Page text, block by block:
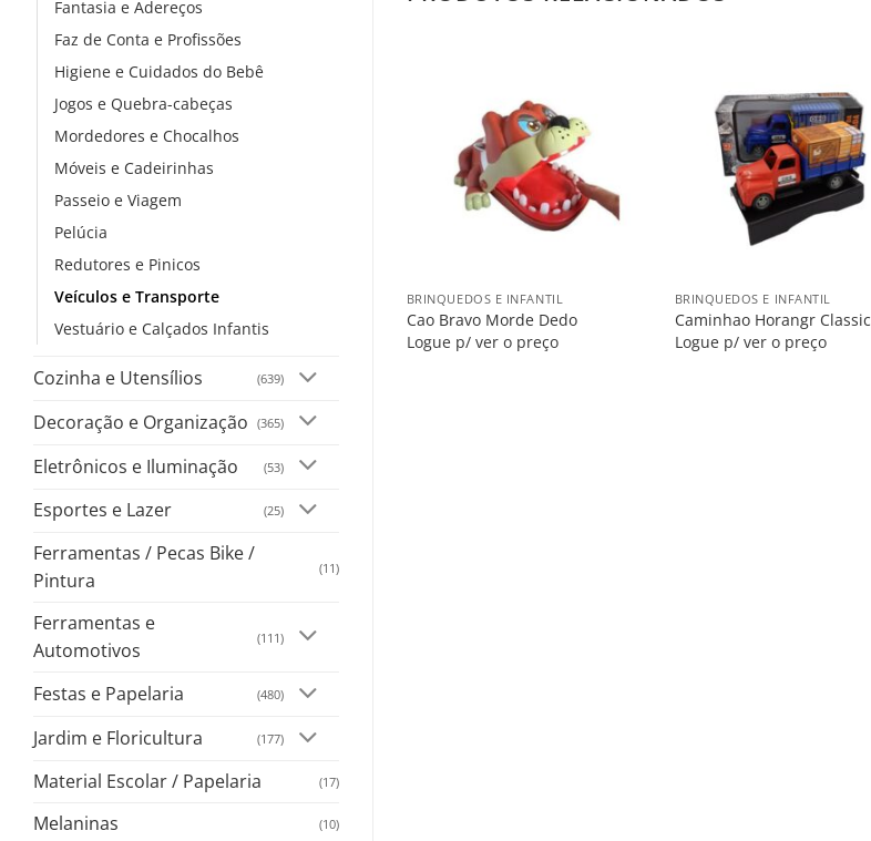
Fantasia e Adereços
Faz de Conta e Profissões
Higiene e Cuidados do Bebê
Jogos e Quebra-cabeças
Mordedores e Chocalhos
Móveis e Cadeirinhas
Passeio e Viagem
Pelúcia
Redutores e Pinicos
Veículos e Transporte
Vestuário e Calçados Infantis
Cozinha e Utensílios (639)
Decoração e Organização (365)
Eletrônicos e Iluminação (53)
Esportes e Lazer (25)
Ferramentas / Pecas Bike /
Pintura
(11)
Ferramentas e
Automotivos
(111)
Festas e Papelaria (480)
Jardim e Floricultura (177)
Material Escolar / Papelaria (17)
Melaninas (10)
BRINQUEDOS E INFANTIL
Cao Bravo Morde Dedo
Logue p/ ver o preço
BRINQUEDOS E INFANTIL
Caminhao Horangr Classic
Logue p/ ver o preço